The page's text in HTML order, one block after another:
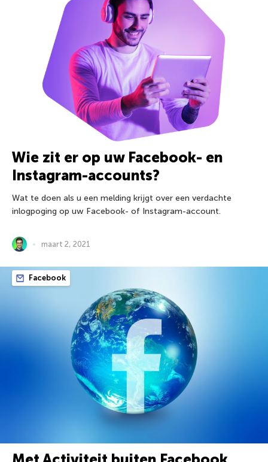
Wie zit er op uw Facebook- en
Instagram-accounts?
Wat te doen als u een melding krijgt over een verdachte
inlogpoging op uw Facebook- of Instagram-account.
maart 2, 2021
Facebook